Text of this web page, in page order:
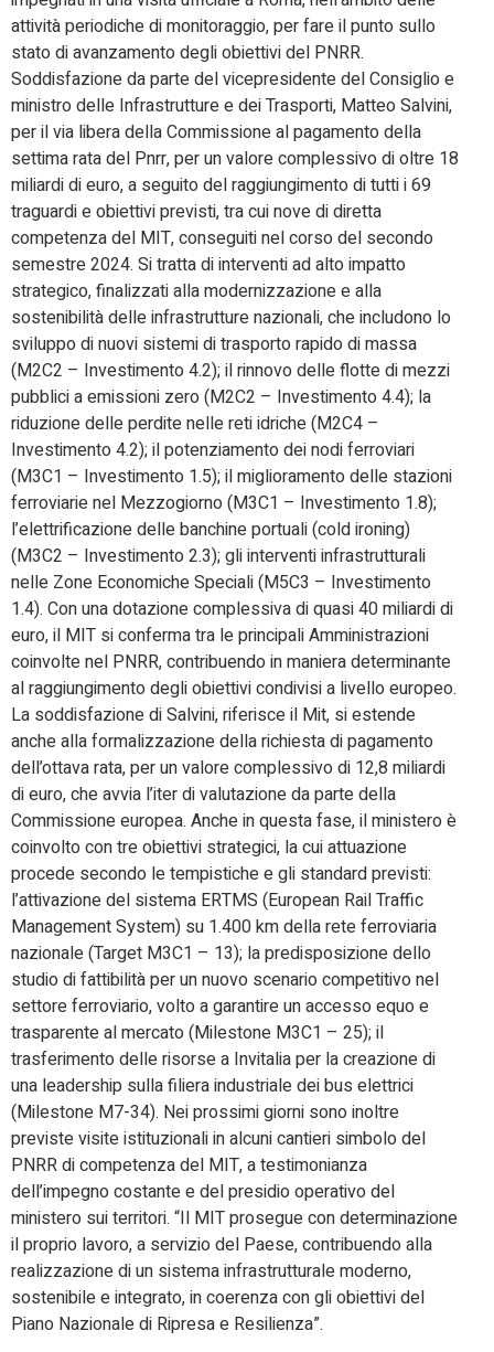
attività periodiche di monitoraggio, per fare il punto sullo
stato di avanzamento degli obiettivi del PNRR.
Soddisfazione da parte del vicepresidente del Consiglio e
ministro delle Infrastrutture e dei Trasporti, Matteo Salvini,
per il via libera della Commissione al pagamento della
settima rata del Pnrr, per un valore complessivo di oltre 18
miliardi di euro, a seguito del raggiungimento di tutti i 69
traguardi e obiettivi previsti, tra cui nove di diretta
competenza del MIT, conseguiti nel corso del secondo
semestre 2024. Si tratta di interventi ad alto impatto
strategico, finalizzati alla modernizzazione e alla
sostenibilità delle infrastrutture nazionali, che includono lo
sviluppo di nuovi sistemi di trasporto rapido di massa
(M2C2 – Investimento 4.2); il rinnovo delle flotte di mezzi
pubblici a emissioni zero (M2C2 – Investimento 4.4); la
riduzione delle perdite nelle reti idriche (M2C4 –
Investimento 4.2); il potenziamento dei nodi ferroviari
(M3C1 – Investimento 1.5); il miglioramento delle stazioni
ferroviarie nel Mezzogiorno (M3C1 – Investimento 1.8);
l’elettrificazione delle banchine portuali (cold ironing)
(M3C2 – Investimento 2.3); gli interventi infrastrutturali
nelle Zone Economiche Speciali (M5C3 – Investimento
1.4). Con una dotazione complessiva di quasi 40 miliardi di
euro, il MIT si conferma tra le principali Amministrazioni
coinvolte nel PNRR, contribuendo in maniera determinante
al raggiungimento degli obiettivi condivisi a livello europeo.
La soddisfazione di Salvini, riferisce il Mit, si estende
anche alla formalizzazione della richiesta di pagamento
dell’ottava rata, per un valore complessivo di 12,8 miliardi
di euro, che avvia l’iter di valutazione da parte della
Commissione europea. Anche in questa fase, il ministero è
coinvolto con tre obiettivi strategici, la cui attuazione
procede secondo le tempistiche e gli standard previsti:
l’attivazione del sistema ERTMS (European Rail Traffic
Management System) su 1.400 km della rete ferroviaria
nazionale (Target M3C1 – 13); la predisposizione dello
studio di fattibilità per un nuovo scenario competitivo nel
settore ferroviario, volto a garantire un accesso equo e
trasparente al mercato (Milestone M3C1 – 25); il
trasferimento delle risorse a Invitalia per la creazione di
una leadership sulla filiera industriale dei bus elettrici
(Milestone M7-34). Nei prossimi giorni sono inoltre
previste visite istituzionali in alcuni cantieri simbolo del
PNRR di competenza del MIT, a testimonianza
dell’impegno costante e del presidio operativo del
ministero sui territori. “Il MIT prosegue con determinazione
il proprio lavoro, a servizio del Paese, contribuendo alla
realizzazione di un sistema infrastrutturale moderno,
sostenibile e integrato, in coerenza con gli obiettivi del
Piano Nazionale di Ripresa e Resilienza”.